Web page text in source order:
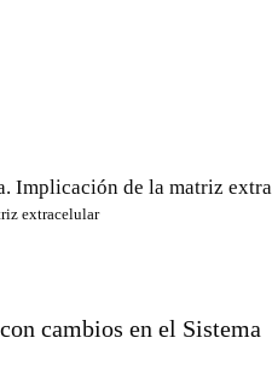
extracelular
cambios en el Sistema